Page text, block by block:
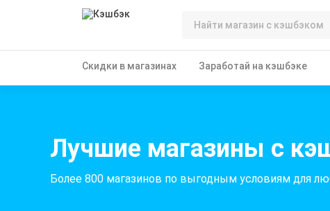
Скидки в магазинах Заработай на кэшбэке
Лучшие магазины с
Более 800 магазинов по выгодным условиям для